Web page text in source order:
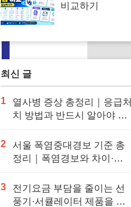
비교하기
최신 글
1
열사병 증상 총정리｜응급처
치 방법과 반드시 알아야 할
2
서울 폭염중대경보 기준 총
정리｜폭염경보와 차이·행
3
전기요금 부담을 줄이는 선
풍기·서큘레이터 제품을 확